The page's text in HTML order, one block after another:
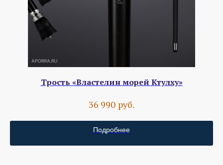
Трость «Властелин морей Ктулху»
36 990 руб.
Подробнее